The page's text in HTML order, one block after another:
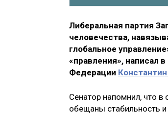
Либеральная партия
человечества,
глобальное
«правления», написал
Федерации
Сенатор напомнил, что в
обещаны стабильность и